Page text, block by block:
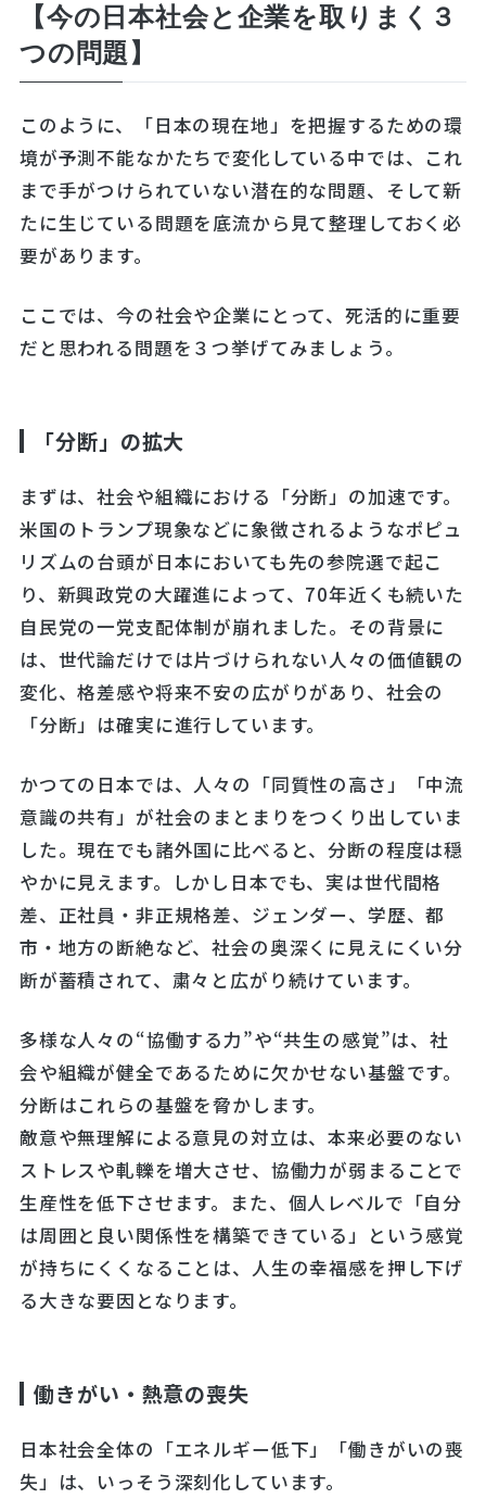
【今の日本社会と企業を取りまく３
つの問題】
このように、「日本の現在地」を把握するための環
境が予測不能なかたちで変化している中では、これ
まで手がつけられていない潜在的な問題、そして新
たに生じている問題を底流から見て整理しておく必
要があります。
ここでは、今の社会や企業にとって、死活的に重要
だと思われる問題を３つ挙げてみましょう。
「分断」の拡大
まずは、社会や組織における「分断」の加速です。
米国のトランプ現象などに象徴されるようなポピュ
リズムの台頭が日本においても先の参院選で起こ
り、新興政党の大躍進によって、70年近くも続いた
自民党の一党支配体制が崩れました。その背景に
は、世代論だけでは片づけられない人々の価値観の
変化、格差感や将来不安の広がりがあり、社会の
「分断」は確実に進行しています。
かつての日本では、人々の「同質性の高さ」「中流
意識の共有」が社会のまとまりをつくり出していま
した。現在でも諸外国に比べると、分断の程度は穏
やかに見えます。しかし日本でも、実は世代間格
差、正社員・非正規格差、ジェンダー、学歴、都
市・地方の断絶など、社会の奥深くに見えにくい分
断が蓄積されて、粛々と広がり続けています。
多様な人々の“協働する力”や“共生の感覚”は、社
会や組織が健全であるために欠かせない基盤です。
分断はこれらの基盤を脅かします。
敵意や無理解による意見の対立は、本来必要のない
ストレスや軋轢を増大させ、協働力が弱まることで
生産性を低下させます。また、個人レベルで「自分
は周囲と良い関係性を構築できている」という感覚
が持ちにくくなることは、人生の幸福感を押し下げ
る大きな要因となります。
働きがい・熱意の喪失
日本社会全体の「エネルギー低下」「働きがいの喪
失」は、いっそう深刻化しています。